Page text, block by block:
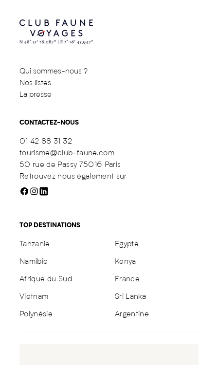
Qui sommes-nous ?
Nos listes
La presse
CONTACTEZ-NOUS
01 42 88 31 32
tourisme@club-faune.com
50 rue de Passy 75016 Paris
Retrouvez nous également sur
TOP DESTINATIONS
Tanzanie Egypte
Namibie Kenya
Afrique du Sud France
Vietnam Sri Lanka
Polynésie Argentine